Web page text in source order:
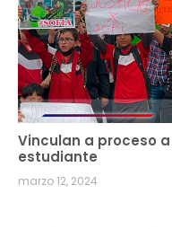
Vinculan a proceso
estudiante
marzo 12, 2024